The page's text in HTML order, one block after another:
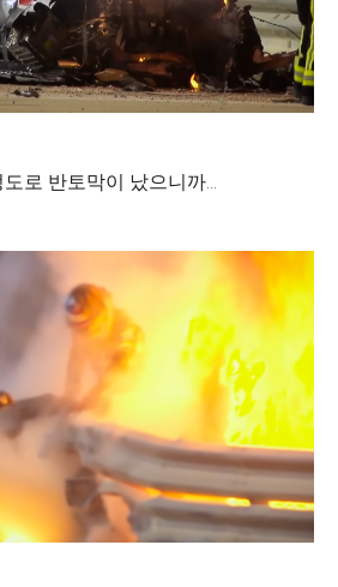
로 반토막이 났으니까...